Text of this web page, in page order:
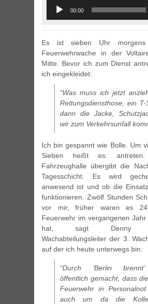
Audio
Player
00:00
Es ist sieben Uhr
Feuerwehrwache in der
Mitte. Bevor ich zum Dienst
ich eingekleidet:
“Was muss ich jetzt
Rettungsdiensthose, ein
dann die Jacke,
wir zum Verkehrsunfall
Ich bin gespannt wie Bolle. Um
Sieben heißt es:
Fahrzeughalle übergibt die
Tagesschicht. Es wird
anwesend ist und ob die
funktionieren. Zwölf Stunden
vor mir, früher waren es
Feuerwehr im vergangenen
hat, sagt Denny
Wachabteilungsleiter der 3.
auf der ich heute unterwegs bin:
“Durch ‘Berlin
öffentlich gemacht, dass
Feuerwehr in
auch um da die